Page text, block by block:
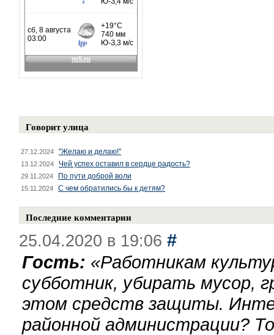
Говорит улица
27.12.2024 "Желаю и делаю!"
13.12.2024 Чей успех оставил в сердце радость?
29.11.2024 По пути доброй воли
15.11.2024 С чем обратились бы к детям?
Последние комментарии
25.04.2020 в 19:06 #
Гость: «Работникам
субботник, убирать мусор,
этом средств защиты.
районной администрации?